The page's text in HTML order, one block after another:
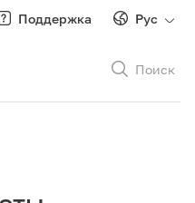
Поддержка Рус
Поиск